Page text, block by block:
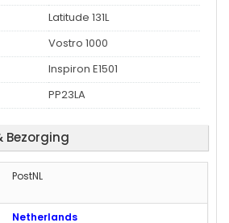
Latitude 131L
Vostro 1000
Inspiron E1501
PP23LA
Bezorging
PostNL
Netherlands